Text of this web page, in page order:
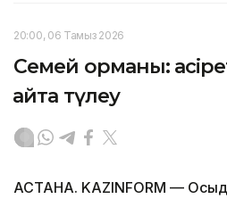
20:00, 06 Тамыз 2026
Семей орманы:
қайта түлеу
АСТАНА. KAZINFORM —